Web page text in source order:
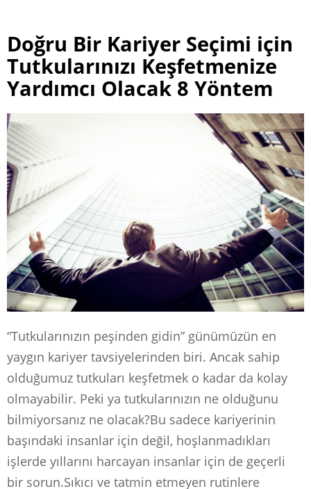
Doğru Bir Kariyer Seçimi için
Tutkularınızı Keşfetmenize
Yardımcı Olacak 8 Yöntem
“Tutkularınızın peşinden gidin” günümüzün en
yaygın kariyer tavsiyelerinden biri. Ancak sahip
olduğumuz tutkuları keşfetmek o kadar da kolay
olmayabilir. Peki ya tutkularınızın ne olduğunu
bilmiyorsanız ne olacak?Bu sadece kariyerinin
başındaki insanlar için değil, hoşlanmadıkları
işlerde yıllarını harcayan insanlar için de geçerli
bir sorun.Sıkıcı ve tatmin etmeyen rutinlere